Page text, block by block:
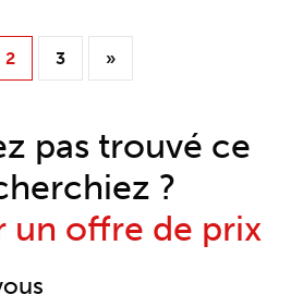
2 3 »
pas trouvé ce
?
un offre de prix